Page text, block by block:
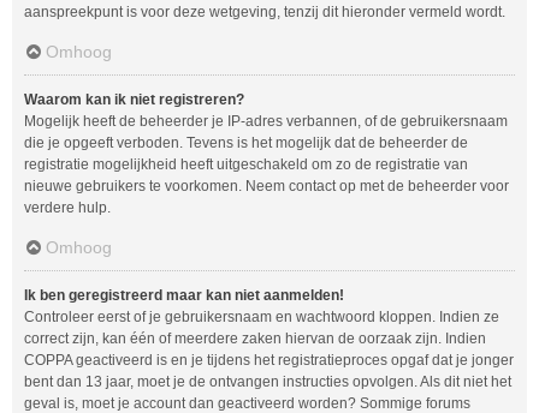
aanspreekpunt is voor deze wetgeving, tenzij dit hieronder vermeld wordt.
Omhoog
Waarom kan ik niet registreren?
Mogelijk heeft de beheerder je IP-adres verbannen, of de gebruikersnaam
die je opgeeft verboden. Tevens is het mogelijk dat de beheerder de
registratie mogelijkheid heeft uitgeschakeld om zo de registratie van
nieuwe gebruikers te voorkomen. Neem contact op met de beheerder voor
verdere hulp.
Omhoog
Ik ben geregistreerd maar kan niet aanmelden!
Controleer eerst of je gebruikersnaam en wachtwoord kloppen. Indien ze
correct zijn, kan één of meerdere zaken hiervan de oorzaak zijn. Indien
COPPA geactiveerd is en je tijdens het registratieproces opgaf dat je jonger
bent dan 13 jaar, moet je de ontvangen instructies opvolgen. Als dit niet het
geval is, moet je account dan geactiveerd worden? Sommige forums